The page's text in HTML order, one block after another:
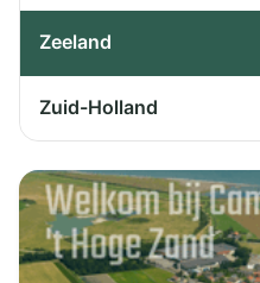
Zeeland
Zuid-Holland